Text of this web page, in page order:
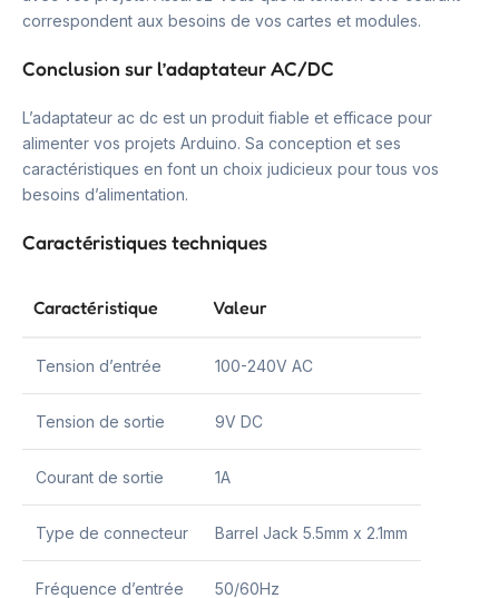
correspondent aux besoins de vos cartes et modules.
Conclusion sur l’adaptateur AC/DC
L’adaptateur ac dc est un produit fiable et efficace pour
alimenter vos projets Arduino. Sa conception et ses
caractéristiques en font un choix judicieux pour tous vos
besoins d’alimentation.
Caractéristiques techniques
Caractéristique Valeur
Tension d’entrée 100-240V AC
Tension de sortie 9V DC
Courant de sortie 1A
Type de connecteur Barrel Jack 5.5mm x 2.1mm
Fréquence d’entrée 50/60Hz